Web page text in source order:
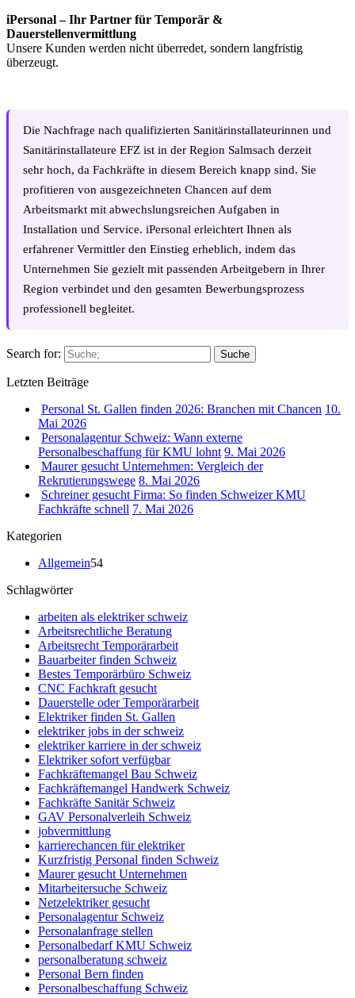
iPersonal – Ihr Partner für Temporär &
Dauerstellenvermittlung
Unsere Kunden werden nicht überredet, sondern langfristig
überzeugt.
Die Nachfrage nach qualifizierten Sanitärinstallateurinnen und
Sanitärinstallateure EFZ ist in der Region Salmsach derzeit
sehr hoch, da Fachkräfte in diesem Bereich knapp sind. Sie
profitieren von ausgezeichneten Chancen auf dem
Arbeitsmarkt mit abwechslungsreichen Aufgaben in
Installation und Service. iPersonal erleichtert Ihnen als
erfahrener Vermittler den Einstieg erheblich, indem das
Unternehmen Sie gezielt mit passenden Arbeitgebern in Ihrer
Region verbindet und den gesamten Bewerbungsprozess
professionell begleitet.
Search for: Suche
Letzten Beiträge
Personal St. Gallen finden 2026: Branchen mit Chancen 10.
Mai 2026
Personalagentur Schweiz: Wann externe
Personalbeschaffung für KMU lohnt 9. Mai 2026
Maurer gesucht Unternehmen: Vergleich der
Rekrutierungswege 8. Mai 2026
Schreiner gesucht Firma: So finden Schweizer KMU
Fachkräfte schnell 7. Mai 2026
Kategorien
Allgemein54
Schlagwörter
arbeiten als elektriker schweiz
Arbeitsrechtliche Beratung
Arbeitsrecht Temporärarbeit
Bauarbeiter finden Schweiz
Bestes Temporärbüro Schweiz
CNC Fachkraft gesucht
Dauerstelle oder Temporärarbeit
Elektriker finden St. Gallen
elektriker jobs in der schweiz
elektriker karriere in der schweiz
Elektriker sofort verfügbar
Fachkräftemangel Bau Schweiz
Fachkräftemangel Handwerk Schweiz
Fachkräfte Sanitär Schweiz
GAV Personalverleih Schweiz
jobvermittlung
karrierechancen für elektriker
Kurzfristig Personal finden Schweiz
Maurer gesucht Unternehmen
Mitarbeitersuche Schweiz
Netzelektriker gesucht
Personalagentur Schweiz
Personalanfrage stellen
Personalbedarf KMU Schweiz
personalberatung schweiz
Personal Bern finden
Personalbeschaffung Schweiz